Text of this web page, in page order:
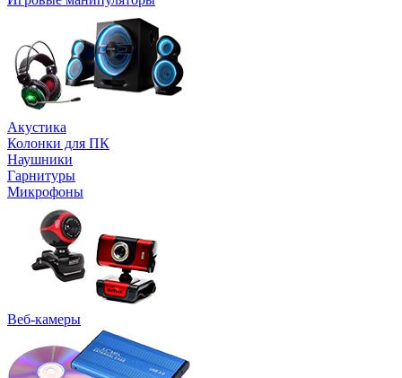
Акустика
Колонки для ПК
Наушники
Гарнитуры
Микрофоны
Веб-камеры